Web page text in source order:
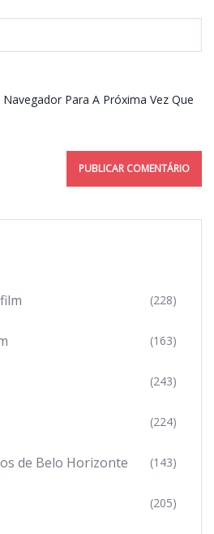
Para A Próxima Vez Que
(228)
(163)
(243)
(224)
de Belo Horizonte (143)
(205)